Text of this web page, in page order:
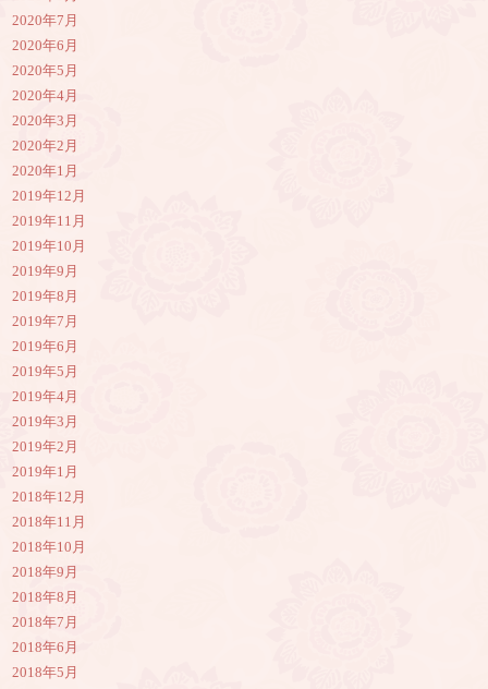
2020年7月
2020年6月
2020年5月
2020年4月
2020年3月
2020年2月
2020年1月
2019年12月
2019年11月
2019年10月
2019年9月
2019年8月
2019年7月
2019年6月
2019年5月
2019年4月
2019年3月
2019年2月
2019年1月
2018年12月
2018年11月
2018年10月
2018年9月
2018年8月
2018年7月
2018年6月
2018年5月